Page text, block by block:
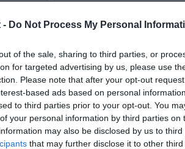
- Do Not Process My Personal
of the sale, sharing to third parties, or
for targeted advertising by us, please use
Please note that after your opt-out
based ads based on personal
to third parties prior to your opt-out. You
your personal information by third parties on
may also be disclosed by us to
that may further disclose it to other third
alla normativa vigente;
intrapresa, continuando a lavorare per
l'amministrazione comunale.
iscriviti allaNewsletter QUInews ELBA.
nella tua casella di posta.